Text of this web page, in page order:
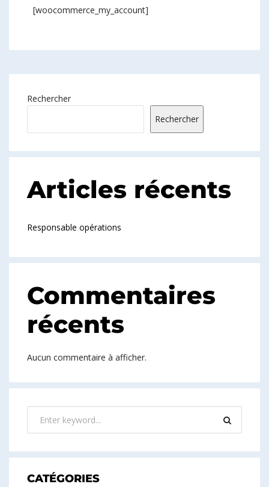
[woocommerce_my_account]
Rechercher
Rechercher
Articles récents
Responsable opérations
Commentaires
récents
Aucun commentaire à afficher.
CATÉGORIES